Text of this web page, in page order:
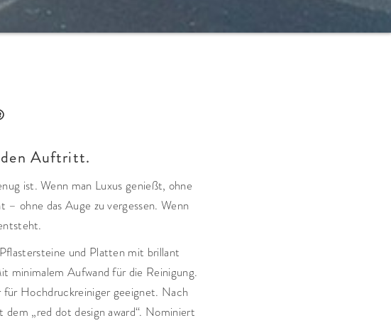
Auftritt.
ist. Wenn man Luxus genießt, ohne
ohne das Auge zu vergessen. Wenn
und Platten mit brillant
minimalem Aufwand für die Reinigung.
Hochdruckreiniger geeignet. Nach
„red dot design award“. Nominiert